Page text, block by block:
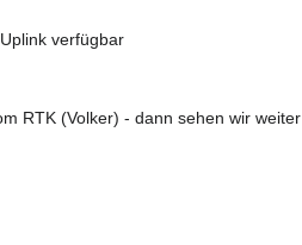
verfügbar
RTK (Volker) - dann sehen wir weiter